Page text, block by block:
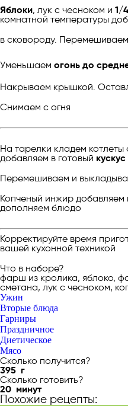
Яблоки, лук с чесноком и 1/
комнатной температуры
в сковороду. Перемешиваем
Уменьшаем огонь до
Накрываем крышкой.
Снимаем с огня
На тарелки кладем котлеты
добавляем в готовый кускус
Перемешиваем и
Копченый инжир
дополняем блюдо
Корректируйте время
вашей кухонной техникой
Что в наборе?
фарш из кролика, яблоко,
сметана, лук с чесноком,
Ужин
Вторые блюда
Гарниры
Праздничное
Диетическое
Мясо
Сколько получится?
395 г
Сколько готовить?
20 минут
Похожие рецепты: